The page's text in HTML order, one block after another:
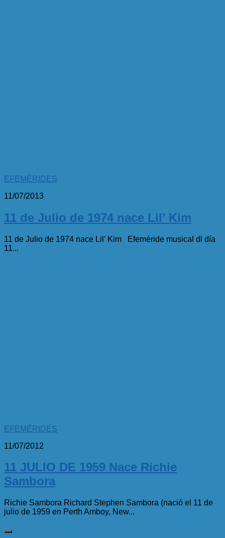
EFEMÉRIDES
11/07/2013
11 de Julio de 1974 nace Lil’ Kim
11 de Julio de 1974 nace Lil’ Kim Efeméride musical dl día
11...
EFEMÉRIDES
11/07/2012
11 JULIO DE 1959 Nace Richie
Sambora
Richie Sambora Richard Stephen Sambora (nació el 11 de
julio de 1959 en Perth Amboy, New...